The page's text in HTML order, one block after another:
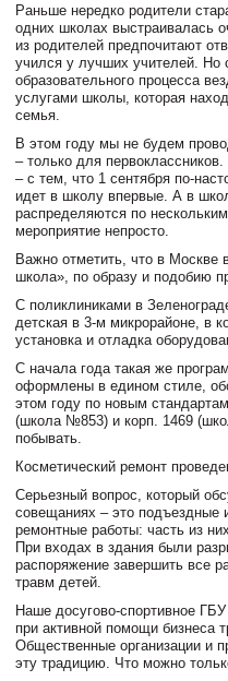
Раньше нередко родители
одних школах выстраивалась
из родителей предпочитают
учился у лучших учителей. Но
образовательного процесса
услугами школы, которая
семья.
В этом году мы не будем
– только для
– с тем, что 1 сентября по-
идет в школу впервые. А в
распределяются по
мероприятие непросто.
Важно отметить, что в Москве
школа», по образу и подобию
С поликлиниками в
детская в 3-м микрорайоне, в
установка и отладка
С начала года такая же
оформлены в едином стиле,
этом году по новым
(школа №853) и корп. 1469
побывать.
Косметический ремонт
Серьезный вопрос, который
совещаниях – это подъездные
ремонтные работы: часть из
При входах в здания были
распоряжение завершить все
травм детей.
Наше досугово-спортивное
при активной помощи бизнеса
Общественные организации и
эту традицию. Что можно